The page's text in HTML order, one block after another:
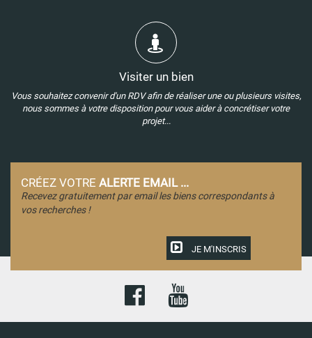
Visiter un bien
Vous souhaitez convenir d'un RDV afin de réaliser une ou plusieurs visites,
nous sommes à votre disposition pour vous aider à concrétiser votre
projet...
CRÉEZ VOTRE ALERTE EMAIL ...
Recevez gratuitement par email les biens correspondants à
vos recherches !
JE M'INSCRIS